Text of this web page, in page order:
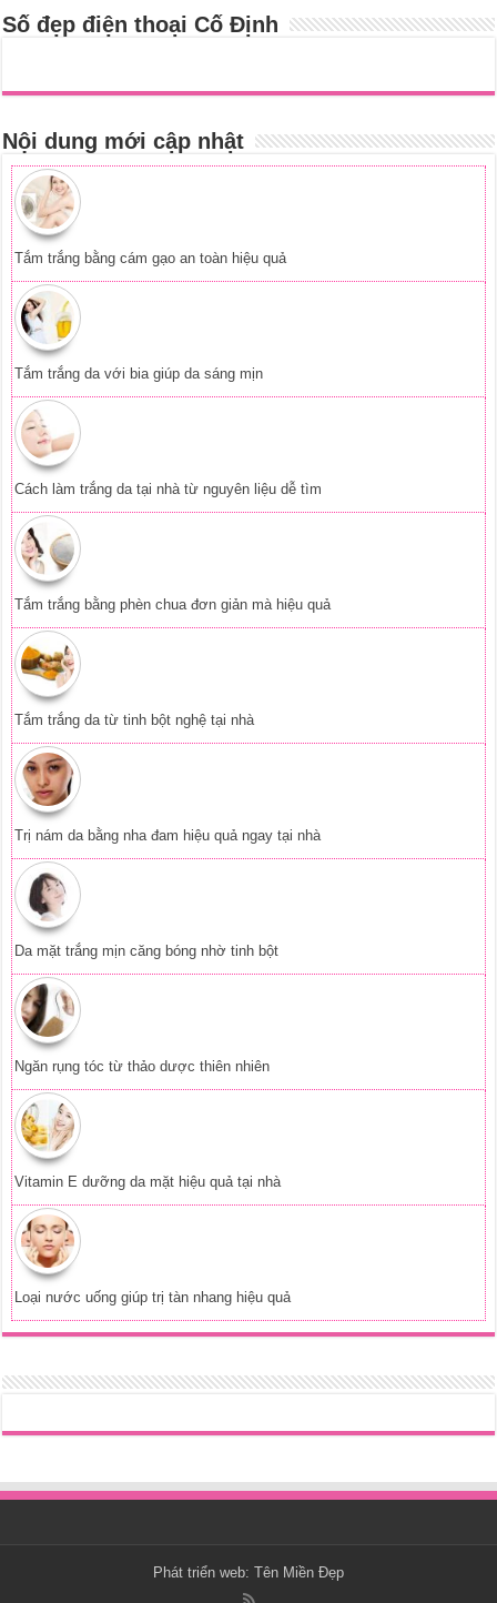
Số đẹp điện thoại Cố Định
Nội dung mới cập nhật
Tắm trắng bằng cám gạo an toàn hiệu quả
Tắm trắng da với bia giúp da sáng mịn
Cách làm trắng da tại nhà từ nguyên liệu dễ tìm
Tắm trắng bằng phèn chua đơn giản mà hiệu quả
Tắm trắng da từ tinh bột nghệ tại nhà
Trị nám da bằng nha đam hiệu quả ngay tại nhà
Da mặt trắng mịn căng bóng nhờ tinh bột
Ngăn rụng tóc từ thảo dược thiên nhiên
Vitamin E dưỡng da mặt hiệu quả tại nhà
Loại nước uống giúp trị tàn nhang hiệu quả
Phát triển web: Tên Miền Đẹp